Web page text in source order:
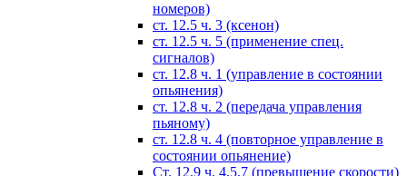
номеров)
ст. 12.5 ч. 3 (ксенон)
ст. 12.5 ч. 5 (применение спец.
сигналов)
cт. 12.8 ч. 1 (управление в состоянии
опьянения)
ст. 12.8 ч. 2 (передача управления
пьяному)
ст. 12.8 ч. 4 (повторное управление в
состоянии опьянение)
Ст. 12.9 ч. 4,5,7 (превышение скорости)